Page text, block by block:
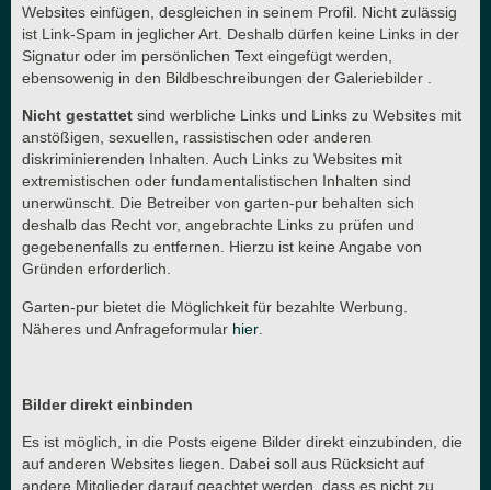
Websites einfügen, desgleichen in seinem Profil. Nicht zulässig
ist Link-Spam in jeglicher Art. Deshalb dürfen keine Links in der
Signatur oder im persönlichen Text eingefügt werden,
ebensowenig in den Bildbeschreibungen der Galeriebilder .
Nicht gestattet sind werbliche Links und Links zu Websites mit
anstößigen, sexuellen, rassistischen oder anderen
diskriminierenden Inhalten. Auch Links zu Websites mit
extremistischen oder fundamentalistischen Inhalten sind
unerwünscht. Die Betreiber von garten-pur behalten sich
deshalb das Recht vor, angebrachte Links zu prüfen und
gegebenenfalls zu entfernen. Hierzu ist keine Angabe von
Gründen erforderlich.
Garten-pur bietet die Möglichkeit für bezahlte Werbung.
Näheres und Anfrageformular hier
Bilder direkt einbinden
Es ist möglich, in die Posts eigene Bilder direkt einzubinden, die
auf anderen Websites liegen. Dabei soll aus Rücksicht auf
andere Mitglieder darauf geachtet werden, dass es nicht zu